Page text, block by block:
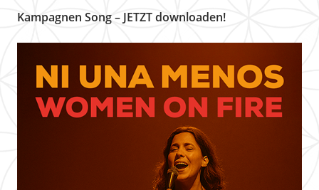
Kampagnen Song – JETZT downloaden!